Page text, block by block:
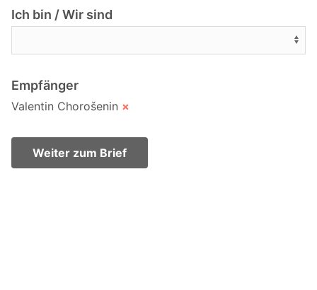
Ich bin / Wir sind
Empfänger
Valentin Chorošenin ×
Weiter zum Brief